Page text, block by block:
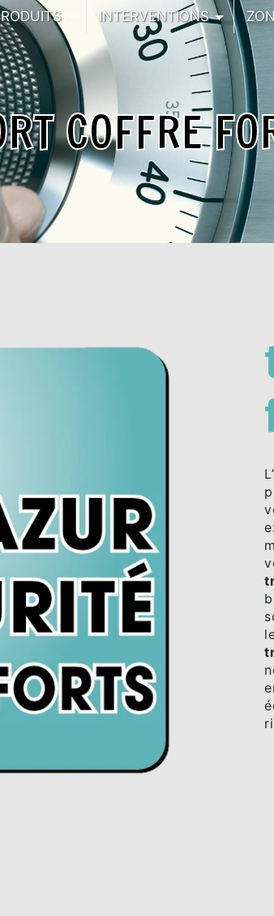
INTERVENTIONS
COFFRE